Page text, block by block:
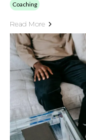
Coaching
Read More